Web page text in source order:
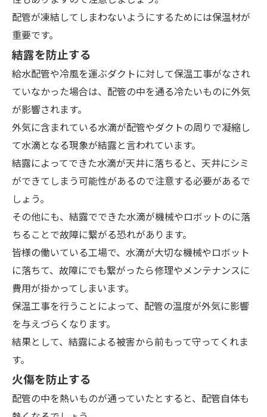
配管が凍結してしまわないようにするためには保温材が
重要です。
結露を防止する
給水配管や冷風を運ぶダクトに対して保温工事がなされ
ていなかった場合は、配管の中を通る冷たいものに外気
が影響されます。
外気に含まれている水滴が配管やダクトの周りで凝縮し
て水滴となる現象が結露と言われています。
結露によってできた水滴が天井に落ちると、天井にシミ
ができてしまう可能性があるので注意する必要があるで
しょう。
その他にも、結露でできた水滴が機械やロボットのに落
ちることで故障に繋がる恐れがあります。
皆様の働いている工場で、水滴が大切な機械やロボット
に落ちて、故障にでも繋がったら修理やメンテナンスに
費用が掛かってしまいます。
保温工事を行うことによって、配管の温度が外気に影響
を与えづらくなります。
結果として、結露による被害から前もって守ってくれま
す。
火傷を防止する
配管の中を熱いものが通っていたとすると、配管自体も